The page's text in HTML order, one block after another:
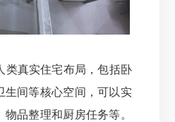
类真实住宅布局，包括卧
生间等核心空间，可以实
品整理和厨房任务等。